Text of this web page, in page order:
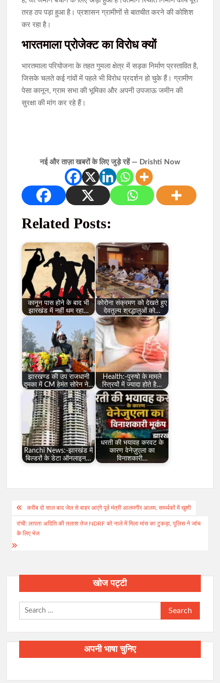
तरह ठप पड़ा हुआ है। प्रशासन ग्रामीणों से बातचीत करने की कोशिश
कर रहा है।
भारतमाला प्रोजेक्ट का विरोध क्यों
भारतमाला परियोजना के तहत गुमला क्षेत्र में सड़क निर्माण प्रस्तावित है,
जिसके चलते कई गांवों में पहले भी विरोध प्रदर्शन हो चुके हैं। ग्रामीण
पेसा कानून, ग्राम सभा की भूमिका और अपनी उपजाऊ जमीन की
सुरक्षा की मांग कर रहे हैं।
नई और ताज़ा खबरों के लिए जुड़े रहें — Drishti Now
Related Posts:
कानून पास होने के बाद भी
झारखंड में नहीं थम रहा…
कोरोना संक्रमण को देखते हुए
देवतुल्य श्रद्धालुओं को…
झारखण्ड की उप राजधानी
दुमका में CM हेमंत सोरेन ने…
Health:-पुरुषो के मामले
स्त्रियों में ज्यादा होते है…
Ranchi News:-झारखंड में
बिल्डरों के डेटा ऑनलाइन…
धरती की भयावह करवट के
कारण वेनेज़ुएला का
विनाशकारी…
Post
navigation
करीब दो साल बाद जेल से बाहर आएंगे पूर्व मंत्री आलमगीर आलम, समर्थकों में खुशी
रांची: लापता अदिति की तलाश तेज NDRF को नाले में मिला मांस का टुकड़ा, पुलिस ने जांच
के लिए भेज
खोज पट्टी
Search
for:
अपनी भाषा चुनिए